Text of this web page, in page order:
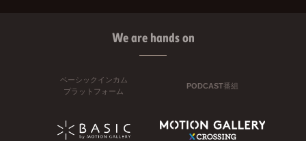
We are hands on
ベーシックインカム
プラットフォーム
PODCAST番組